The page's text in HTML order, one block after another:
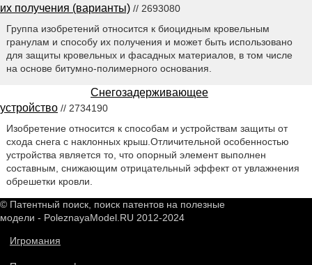
их получения (варианты) // 2693080
Группа изобретений относится к биоцидным кровельным
гранулам и способу их получения и может быть использовано
для защиты кровельных и фасадных материалов, в том числе
на основе битумно-полимерного основания.
Снегозадерживающее
устройство // 2734190
Изобретение относится к способам и устройствам защиты от
схода снега с наклонных крыш.Отличительной особенностью
устройства является то, что опорный элемент выполнен
составным, снижающим отрицательный эффект от увлажнения
обрешетки кровли.
© Патентный поиск, поиск патентов на полезные
модели - PoleznayaModel.RU 2012-2024
Игромания